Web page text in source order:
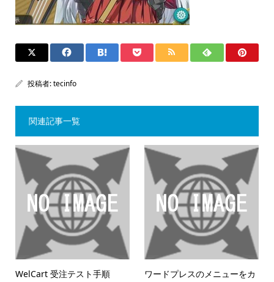
投稿者:tecinfo
関連記事一覧
WelCart 受注テスト手順
ワードプレスのメニューをカ